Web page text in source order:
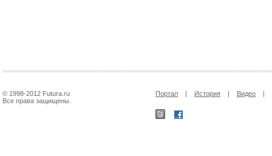
© 1998-2012 Futura.ru
Все права защищены.
Портал | История | Видео |